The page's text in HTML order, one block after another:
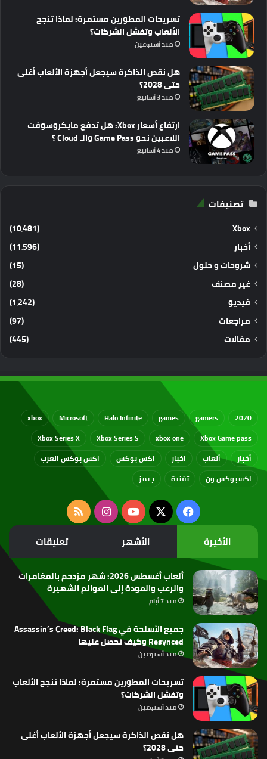
تسريحات المطورين مستمرة: لماذا تنجح
الألعاب وتفشل الشركات؟
منذ أسبوعين
هل نقص الذاكرة سيجعل أجهزة الألعاب أغلى
حتى 2028؟
منذ 3 أسابيع
ارتفاع أسعار Xbox: هل تدفع مايكروسوفت
اللاعبين نحو Game Pass والـ Cloud ؟
منذ 4 أسابيع
تصنيفات
Xbox
(10٬481)
أخبار
(11٬596)
شروحات و حلول
(15)
غير مصنف
(28)
فيديو
(1٬242)
مراجعات
(97)
مقالات
(445)
2020
gamers
games
Halo Infinite
Microsoft
xbox
Xbox Game pass
xbox one
Xbox Series S
Xbox Series X
أخبار
ألعاب اخبار اكس بوكس
اكس بوكس العرب
اكسبوكس ون
تقنية جيمز
فيسبوك
‫X
‫YouTubeانستقرامملخص
الموقع
RSS
الأخيرة الأشهر تعليقات
ألعاب أغسطس 2026: شهر مزدحم بالمغامرات
والرعب والعودة إلى العوالم الشهيرة
منذ 7 أيام
جميع الأسلحة في Assassin’s Creed: Black Flag
Resynced وكيف تحصل عليها
منذ أسبوعين
تسريحات المطورين مستمرة: لماذا تنجح الألعاب
وتفشل الشركات؟
منذ أسبوعين
هل نقص الذاكرة سيجعل أجهزة الألعاب أغلى
حتى 2028؟